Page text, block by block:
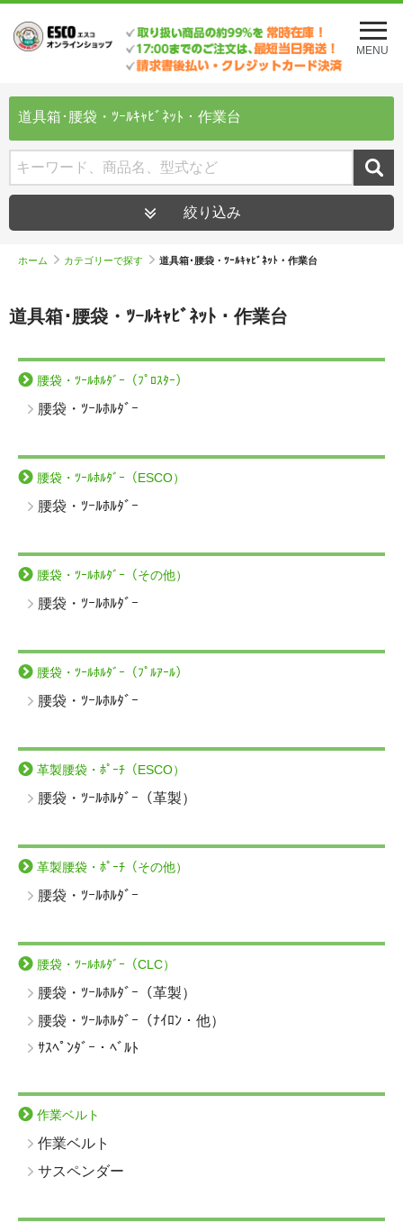
メ
ニ
ュ
を
MENU
道具箱･腰袋・ﾂｰﾙｷｬﾋﾞﾈｯﾄ・作業台
絞り込み
ホーム カテゴリーで探す 道具箱･腰袋・ﾂｰﾙｷｬﾋﾞﾈｯﾄ・作業台
道具箱･腰袋・ﾂｰﾙｷｬﾋﾞﾈｯﾄ・作業台
腰袋・ﾂｰﾙﾎﾙﾀﾞｰ（ﾌﾟﾛｽﾀｰ）
腰袋・ﾂｰﾙﾎﾙﾀﾞｰ
腰袋・ﾂｰﾙﾎﾙﾀﾞｰ（ESCO）
腰袋・ﾂｰﾙﾎﾙﾀﾞｰ
腰袋・ﾂｰﾙﾎﾙﾀﾞｰ（その他）
腰袋・ﾂｰﾙﾎﾙﾀﾞｰ
腰袋・ﾂｰﾙﾎﾙﾀﾞｰ（ﾌﾟﾙｱｰﾙ）
腰袋・ﾂｰﾙﾎﾙﾀﾞｰ
革製腰袋・ﾎﾟｰﾁ（ESCO）
腰袋・ﾂｰﾙﾎﾙﾀﾞｰ（革製）
革製腰袋・ﾎﾟｰﾁ（その他）
腰袋・ﾂｰﾙﾎﾙﾀﾞｰ
腰袋・ﾂｰﾙﾎﾙﾀﾞｰ（CLC）
腰袋・ﾂｰﾙﾎﾙﾀﾞｰ（革製）
腰袋・ﾂｰﾙﾎﾙﾀﾞｰ（ﾅｲﾛﾝ・他）
ｻｽﾍﾟﾝﾀﾞｰ・ﾍﾞﾙﾄ
作業ベルト
作業ベルト
サスペンダー